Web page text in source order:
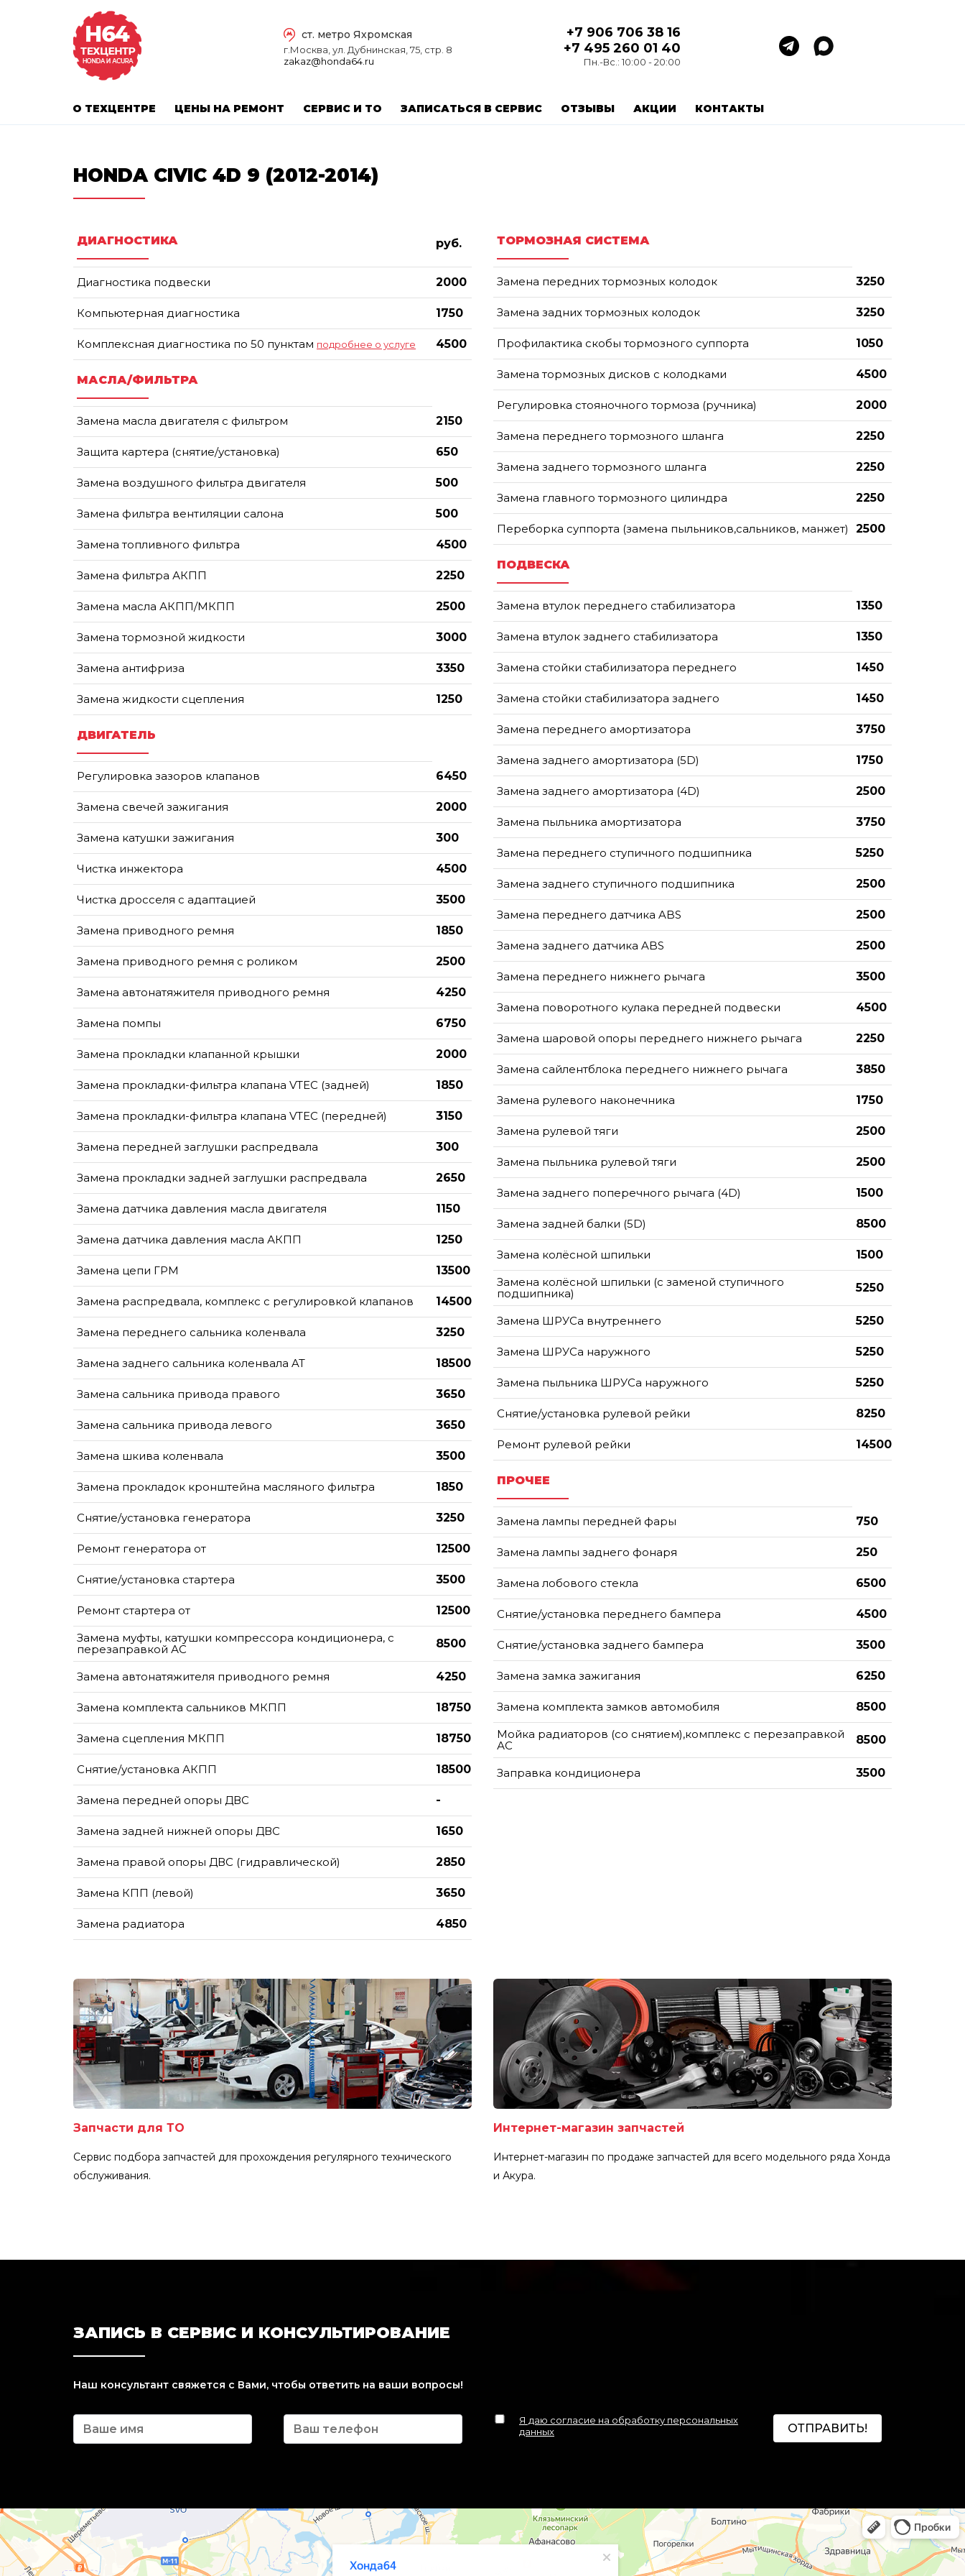
ст. метро Яхромская
г.Москва, ул. Дубнинская, 75, стр. 8
zakaz@honda64.ru
+7 906 706 38 16
+7 495 260 01 40
Пн.-Вс.: 10:00 - 20:00
О ТЕХЦЕНТРЕ ЦЕНЫ НА РЕМОНТ СЕРВИС И ТО ЗАПИСАТЬСЯ В СЕРВИС ОТЗЫВЫ АКЦИИ КОНТАКТЫ
HONDA CIVIC 4D 9 (2012-2014)
ДИАГНОСТИКА руб.
Диагностика подвески 2000
Компьютерная диагностика 1750
Комплексная диагностика по 50 пунктам подробнее о услуге 4500
МАСЛА/ФИЛЬТРА
Замена масла двигателя с фильтром 2150
Защита картера (снятие/установка) 650
Замена воздушного фильтра двигателя 500
Замена фильтра вентиляции салона 500
Замена топливного фильтра 4500
Замена фильтра АКПП 2250
Замена масла АКПП/МКПП 2500
Замена тормозной жидкости 3000
Замена антифриза 3350
Замена жидкости сцепления 1250
ДВИГАТЕЛЬ
Регулировка зазоров клапанов 6450
Замена свечей зажигания 2000
Замена катушки зажигания 300
Чистка инжектора 4500
Чистка дросселя с адаптацией 3500
Замена приводного ремня 1850
Замена приводного ремня с роликом 2500
Замена автонатяжителя приводного ремня 4250
Замена помпы 6750
Замена прокладки клапанной крышки 2000
Замена прокладки-фильтра клапана VTEC (задней) 1850
Замена прокладки-фильтра клапана VTEC (передней) 3150
Замена передней заглушки распредвала 300
Замена прокладки задней заглушки распредвала 2650
Замена датчика давления масла двигателя 1150
Замена датчика давления масла АКПП 1250
Замена цепи ГРМ 13500
Замена распредвала, комплекс с регулировкой клапанов 14500
Замена переднего сальника коленвала 3250
Замена заднего сальника коленвала AT 18500
Замена сальника привода правого 3650
Замена сальника привода левого 3650
Замена шкива коленвала 3500
Замена прокладок кронштейна масляного фильтра 1850
Снятие/установка генератора 3250
Ремонт генератора от 12500
Снятие/установка стартера 3500
Ремонт стартера от
12500
Замена муфты, катушки компрессора кондиционера, с
перезаправкой АС
8500
Замена автонатяжителя приводного ремня 4250
Замена комплекта сальников МКПП 18750
Замена сцепления МКПП 18750
Снятие/установка АКПП 18500
Замена передней опоры ДВС -
Замена задней нижней опоры ДВС 1650
Замена правой опоры ДВС (гидравлической) 2850
Замена КПП (левой) 3650
Замена радиатора 4850
ТОРМОЗНАЯ СИСТЕМА
Замена передних тормозных колодок 3250
Замена задних тормозных колодок 3250
Профилактика скобы тормозного суппорта 1050
Замена тормозных дисков с колодками 4500
Регулировка стояночного тормоза (ручника) 2000
Замена переднего тормозного шланга 2250
Замена заднего тормозного шланга 2250
Замена главного тормозного цилиндра 2250
Переборка суппорта (замена пыльников,сальников, манжет) 2500
ПОДВЕСКА
Замена втулок переднего стабилизатора 1350
Замена втулок заднего стабилизатора 1350
Замена стойки стабилизатора переднего 1450
Замена стойки стабилизатора заднего 1450
Замена переднего амортизатора 3750
Замена заднего амортизатора (5D) 1750
Замена заднего амортизатора (4D) 2500
Замена пыльника амортизатора 3750
Замена переднего ступичного подшипника 5250
Замена заднего ступичного подшипника 2500
Замена переднего датчика ABS 2500
Замена заднего датчика ABS 2500
Замена переднего нижнего рычага 3500
Замена поворотного кулака передней подвески 4500
Замена шаровой опоры переднего нижнего рычага 2250
Замена сайлентблока переднего нижнего рычага 3850
Замена рулевого наконечника 1750
Замена рулевой тяги 2500
Замена пыльника рулевой тяги 2500
Замена заднего поперечного рычага (4D) 1500
Замена задней балки (5D) 8500
Замена колёсной шпильки
1500
Замена колёсной шпильки (с заменой ступичного
подшипника)
5250
Замена ШРУСа внутреннего 5250
Замена ШРУСа наружного 5250
Замена пыльника ШРУСа наружного 5250
Снятие/установка рулевой рейки 8250
Ремонт рулевой рейки 14500
ПРОЧЕЕ
Замена лампы передней фары 750
Замена лампы заднего фонаря 250
Замена лобового стекла 6500
Снятие/установка переднего бампера 4500
Снятие/установка заднего бампера 3500
Замена замка зажигания 6250
Замена комплекта замков автомобиля
8500
Мойка радиаторов (со снятием),комплекс с перезаправкой
АС
8500
Заправка кондиционера 3500
Запчасти для ТО
Сервис подбора запчастей для прохождения регулярного технического
обслуживания.
Интернет-магазин запчастей
Интернет-магазин по продаже запчастей для всего модельного ряда Хонда
и Акура.
ЗАПИСЬ В СЕРВИС И КОНСУЛЬТИРОВАНИЕ
Наш консультант свяжется с Вами, чтобы ответить на ваши вопросы!
Я даю согласие на обработку персональных
данных